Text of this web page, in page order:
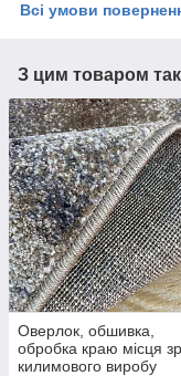
Всі умови
З цим товаром
Оверлок, обшивка,
обробка краю місця
килимового виробу